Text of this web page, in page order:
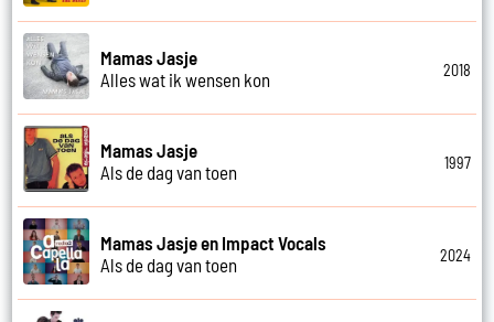
Mamas Jasje
Alles wat ik wensen kon
2018
Mamas Jasje
Als de dag van toen
1997
Mamas Jasje en Impact Vocals
Als de dag van toen
2024